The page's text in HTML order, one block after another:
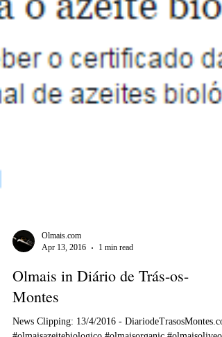
Olmais.com
Apr 13, 2016
Olmais in Diário de Trás-os-